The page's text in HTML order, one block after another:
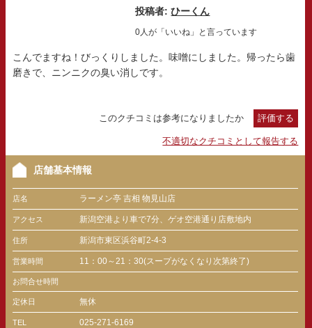
投稿者:ひーくん
0人が「いいね」と言っています
こんでますね！びっくりしました。味噌にしました。帰ったら歯
磨きで、ニンニクの臭い消しです。
このクチコミは参考になりましたか 評価する
不適切なクチコミとして報告する
店舗基本情報
店名 ラーメン亭 吉相 物見山店
アクセス 新潟空港より車で7分、ゲオ空港通り店敷地内
住所 新潟市東区浜谷町2-4-3
営業時間 11：00～21：30(スープがなくなり次第終了)
お問合せ時間
定休日 無休
TEL 025-271-6169